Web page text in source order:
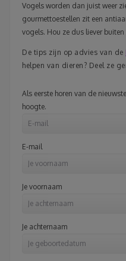
Vogels worden dan juist weer
gourmettoestellen zit een
vogels. Hou ze dus liever buiten
De tips zijn op advies van de
helpen van dieren? Deel ze
Als eerste horen van de
hoogte.
E-mail
Je voornaam
Je achternaam